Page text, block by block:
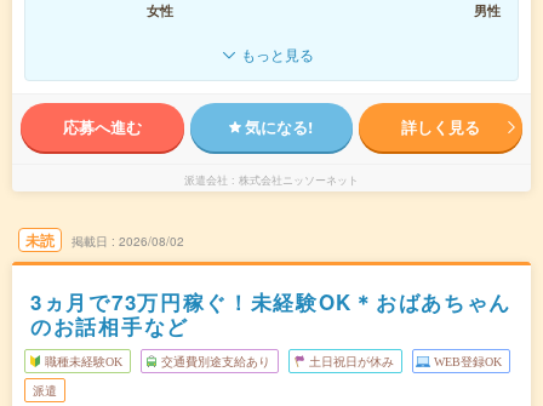
女性
男性
もっと見る
応募へ進む 気になる! 詳しく見る
派遣会社 株式会社ニッソーネット
未読 掲載日 2026/08/02
3ヵ月で73万円稼ぐ！未経験OK＊おばあちゃん
のお話相手など
職種未経験OK 交通費別途支給あり 土日祝日が休み WEB登録OK
派遣